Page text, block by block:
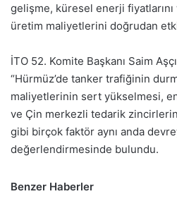
gelişme, küresel enerji fiyatlarını
üretim maliyetlerini doğrudan
İTO 52. Komite Başkanı Saim
“Hürmüz’de tanker trafiğinin
maliyetlerinin sert yükselmesi,
ve Çin merkezli tedarik
gibi birçok faktör aynı anda
değerlendirmesinde bulundu.
Benzer Haberler